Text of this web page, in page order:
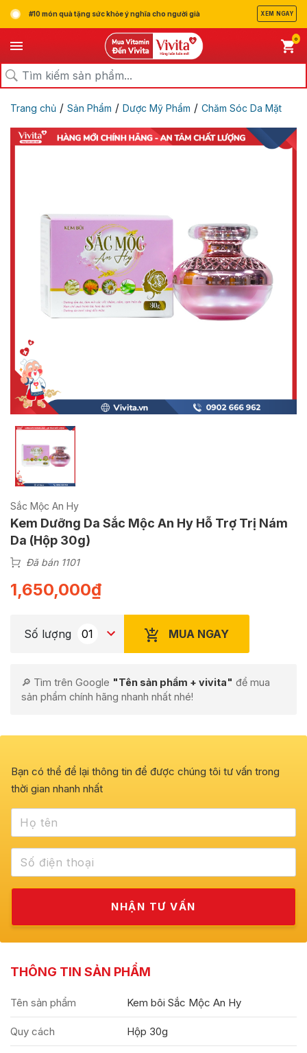
#10 món quà tặng sức khỏe ý nghĩa cho người già XEM NGAY
0
Trang chủ / Sản Phẩm / Dược Mỹ Phẩm / Chăm Sóc Da Mặt
Sắc Mộc An Hy
Kem Dưỡng Da Sắc Mộc An Hy Hỗ Trợ Trị Nám
Da (Hộp 30g)
Đã bán 1101
1,650,000₫
Số lượng MUA NGAY
🔎 Tìm trên Google "Tên sản phẩm + vivita" để mua
sản phẩm chính hãng nhanh nhất nhé!
Bạn có thể để lại thông tin để được chúng tôi tư vấn trong
thời gian nhanh nhất
THÔNG TIN SẢN PHẨM
Tên sản phẩm Kem bôi Sắc Mộc An Hy
Quy cách Hộp 30g